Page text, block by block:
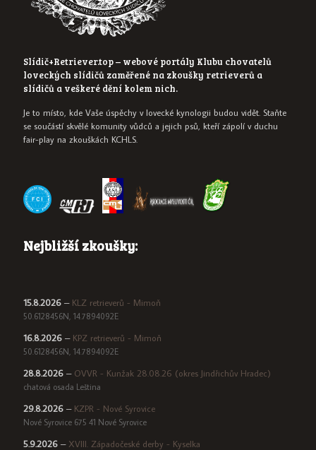
Slídič+Retriever.top – webové portály Klubu chovatelů
loveckých slídičů zaměřené na zkoušky retrieverů a
slídičů a veškeré dění kolem nich.
Je to místo, kde Vaše úspěchy v lovecké kynologii budou vidět. Staňte
se součástí skvělé komunity vůdců a jejich psů, kteří zápolí v duchu
fair-play na zkouškách KCHLS.
Nejbližší zkoušky:
15.8.2026 – KLZ retrieverů - Mimoň
50.6128456N, 14.7894092E
16.8.2026 – KPZ retrieverů - Mimoň
50.6128456N, 14.7894092E
28.8.2026 – OVVR - Kunžak 28.08.26 (okres Jindřichův Hradec)
chatová osada Leština
29.8.2026 – KZPR - Nové Syrovice
Nové Syrovice 675 41 Nové Syrovice
5.9.2026 – XVIII. Západočeské derby - Kyselka